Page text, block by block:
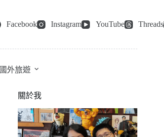
Facebook Instagram YouTube Threads
國外旅遊
關於我